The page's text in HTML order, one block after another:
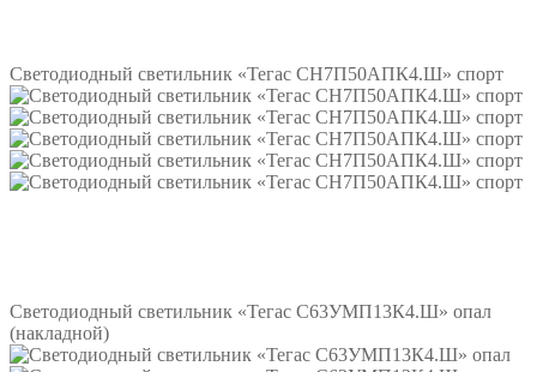
Светодиодный светильник «Тегас СН7П50АПК4.Ш» спорт
Светодиодный светильник «Тегас С63УМП13К4.Ш» опал
(накладной)